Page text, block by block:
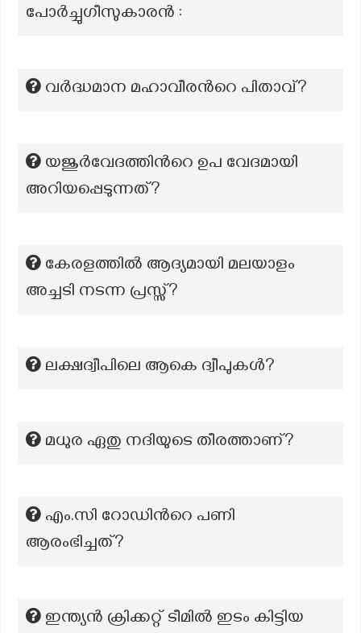
പോർച്ചുഗീസുകാരൻ :
വർദ്ധമാന മഹാവീരന്‍റെ പിതാവ്?
യജുർവേദത്തിന്‍റെ ഉപ വേദമായി
അറിയപ്പെടുന്നത്?
കേരളത്തില്‍ ആദ്യമായി മലയാളം
അച്ചടി നടന്ന പ്രസ്സ്?
ലക്ഷദ്വീപിലെ ആകെ ദ്വീപുകള്‍?
മധുര ഏതു നദിയുടെ തീരത്താണ്?
എം.സി റോഡിന്‍റെ പണി
ആരംഭിച്ചത്?
ഇന്ത്യൻ ക്രിക്കറ്റ് ടീമിൽ ഇടം കിട്ടിയ